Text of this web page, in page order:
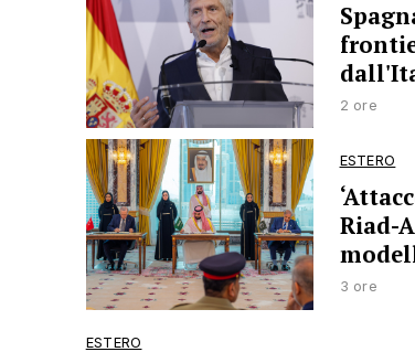
2 ore
ESTERO
Riad-
3 ore
ESTERO